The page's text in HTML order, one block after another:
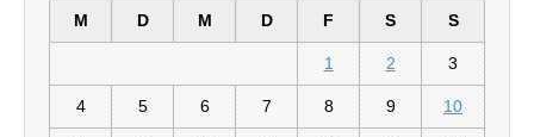
M
D M D F S S
1 2 3
4 5 6 7 8 9 10